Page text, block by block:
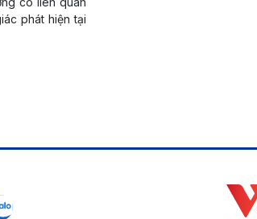
phát hiện tại